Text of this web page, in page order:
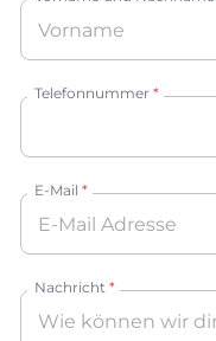
Vorname
Telefonnummer *
E-Mail *
Nachricht *